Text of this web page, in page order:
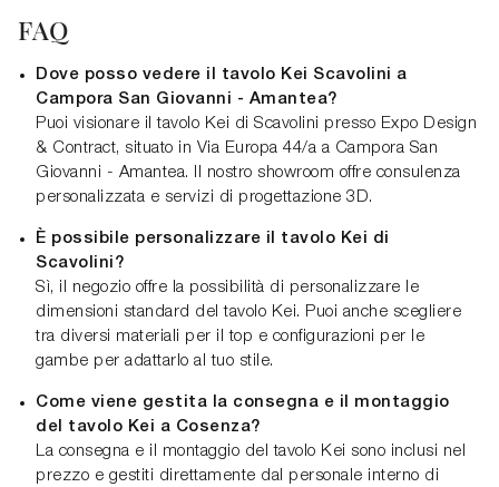
FAQ
Dove posso vedere il tavolo Kei Scavolini a
Campora San Giovanni - Amantea?
Puoi visionare il tavolo Kei di Scavolini presso Expo Design
& Contract, situato in Via Europa 44/a a Campora San
Giovanni - Amantea. Il nostro showroom offre consulenza
personalizzata e servizi di progettazione 3D.
È possibile personalizzare il tavolo Kei di
Scavolini?
Sì, il negozio offre la possibilità di personalizzare le
dimensioni standard del tavolo Kei. Puoi anche scegliere
tra diversi materiali per il top e configurazioni per le
gambe per adattarlo al tuo stile.
Come viene gestita la consegna e il montaggio
del tavolo Kei a Cosenza?
La consegna e il montaggio del tavolo Kei sono inclusi nel
prezzo e gestiti direttamente dal personale interno di